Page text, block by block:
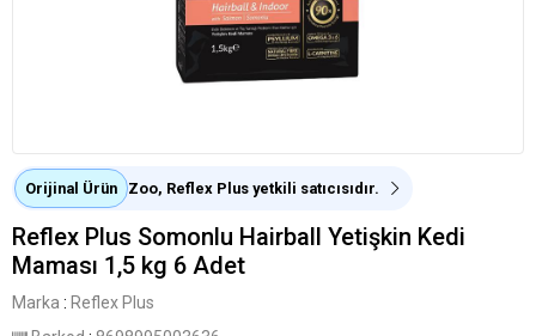
Orijinal Ürün Zoo, Reflex Plus yetkili satıcısıdır.
Reflex Plus Somonlu Hairball Yetişkin Kedi
Maması 1,5 kg 6 Adet
Marka : Reflex Plus